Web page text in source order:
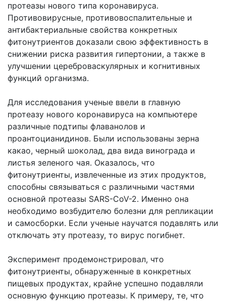
протеазы нового типа коронавируса.
Противовирусные, противовоспалительные и
антибактериальные свойства конкретных
фитонутриентов доказали свою эффективность в
снижении риска развития гипертонии, а также в
улучшении цереброваскулярных и когнитивных
функций организма.
Для исследования ученые ввели в главную
протеазу нового коронавируса на компьютере
различные подтипы флаванолов и
проантоцианидинов. Были использованы зерна
какао, черный шоколад, два вида винограда и
листья зеленого чая. Оказалось, что
фитонутриенты, извлеченные из этих продуктов,
способны связываться с различными частями
основной протеазы SARS-CoV-2. Именно она
необходимо возбудителю болезни для репликации
и самосборки. Если ученые научатся подавлять или
отключать эту протеазу, то вирус погибнет.
Эксперимент продемонстрировал, что
фитонутриенты, обнаруженные в конкретных
пищевых продуктах, крайне успешно подавляли
основную функцию протеазы. К примеру, те, что